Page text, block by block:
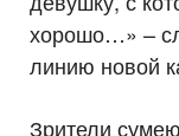
хорошо…» –
линию новой
Зрители